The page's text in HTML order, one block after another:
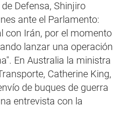
Defensa, Shinjiro
ante el Parlamento:
con Irán, por el momento
lanzar una operación
En Australia la ministra
Catherine King,
de buques de guerra
entrevista con la